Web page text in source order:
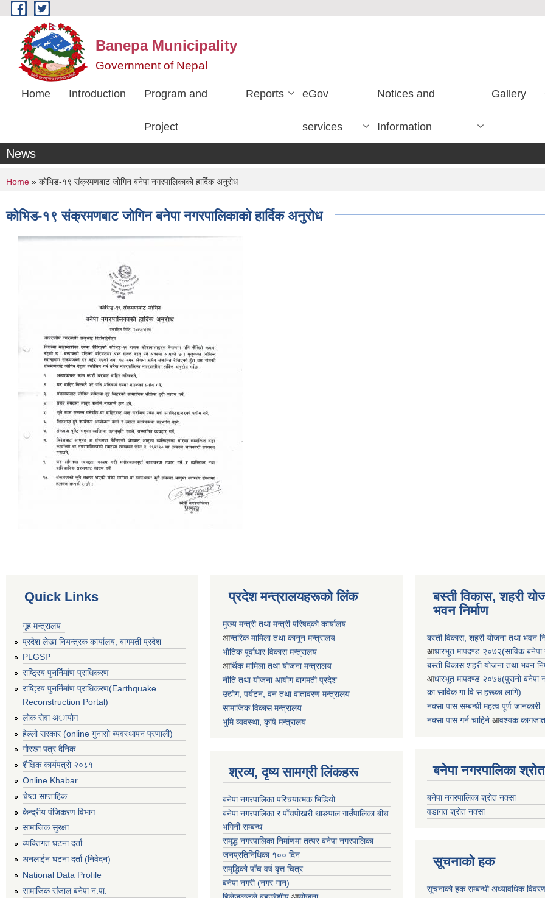
Skip to main content
Banepa Municipality
Government of Nepal
Home Introduction Program and
Project
Reports eGov
services
Notices and
Information
Gallery
News
You are here
Home » कोभिड-१९ संक्रमणबाट जोगिन बनेपा नगरपालिकाको हार्दिक अनुरोध
कोभिड-१९ संक्रमणबाट जोगिन बनेपा नगरपालिकाको हार्दिक अनुरोध
Quick Links
गृह मन्त्रालय
प्रदेश लेखा नियन्त्रक कार्यालय, बागमती प्रदेश
PLGSP
राष्ट्रिय पुनर्निर्माण प्राधिकरण
राष्ट्रिय पुनर्निर्माण प्राधिकरण(Earthquake
Reconstruction Portal)
लोक सेवा अायोग
हेल्लो सरकार (online गुनासो ब्यवस्थापन प्रणाली)
गोरखा पत्र दैनिक
शैक्षिक कार्यपत्रो २०८१
Online Khabar
चेष्टा साप्ताहिक
केन्द्रीय पंजिकरण विभाग
सामाजिक सुरक्षा
व्यक्तिगत घटना दर्ता
अनलाईन घटना दर्ता (निवेदन)
National Data Profile
सामाजिक संजाल बनेपा न.पा.
प्रदेश मन्त्रालयहरूको लिंक
मुख्य मन्त्री तथा मन्त्री परिषदको कार्यालय
आन्तरिक मामिला तथा कानून मन्त्रालय
भाैतिक पूर्वाधार विकास मन्त्रालय
आर्थिक मामिला तथा योजना मन्त्रालय
नीति तथा योजना आयोग बागमती प्रदेश
उद्योग, पर्यटन, वन तथा वातावरण मन्त्रालय
सामाजिक विकास मन्त्रालय
भुमि व्यवस्था, कृषि मन्त्रालय
श्रव्य, दृष्य सामग्री लिंकहरू
बनेपा नगरपालिका परिचयात्मक भिडियो
बनेपा नगरपालिका र पाँचपोखरी थाङपाल गाउँपालिका बीच
भगिनी सम्बन्ध
समृद्ध नगरपालिका निर्माणमा तत्पर बनेपा नगरपालिका
जनप्रतिनिधिका १०० दिन
समृद्धिको पाँच वर्ष बृत्त चित्र
बनेपा नगरी (नगर गान)
बस्ती विकास, शहरी
भवन निर्माण
बस्ती विकास, शहरी योजना तथा भवन
आधारभूत मापदण्ड २०७२(साविक बनेपा
बस्ती विकास शहरी योजना तथा भवन
आधारभूत मापदण्ड २०७४(पुरानो बनेपा
का साविक गा.वि.स.हरूका लागि)
नक्सा पास सम्बन्धी महत्व पूर्ण जानकारी
नक्सा पास गर्न चाहिने आवश्यक
बनेपा नगरपालिका
बनेपा नगरपालिका श्रोत नक्सा
वडागत श्रोत नक्सा
सूचनाको हक
सूचनाको हक सम्बन्धी अध्यावधिक